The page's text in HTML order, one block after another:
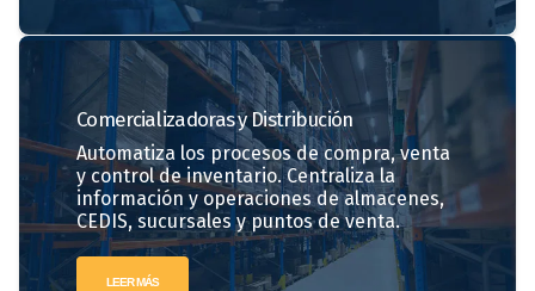
Comercializadorasy Distribución
Automatiza los procesos de compra, venta
y control de inventario. Centraliza la
información y operaciones de almacenes,
CEDIS, sucursales y puntos de venta.
LEER MÁS